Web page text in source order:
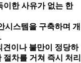
이한 사유가 없는 한
스템을 구축하며 개
이나 불만이 정당하
차를 거쳐 즉시 처리